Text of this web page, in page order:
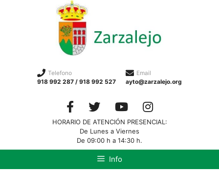
Telefono
918 992 287 / 918 992 527
Email
ayto@zarzalejo.org
HORARIO DE ATENCIÓN PRESENCIAL:
De Lunes a Viernes
De 09:00 h a 14:30 h.
Info